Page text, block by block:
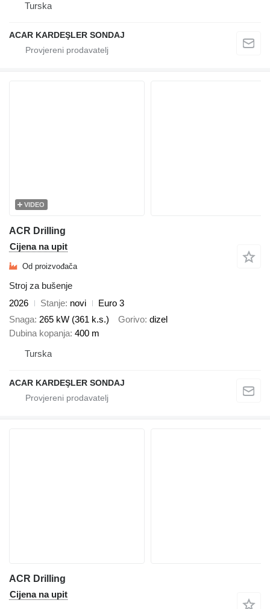
Turska
ACAR KARDEŞLER SONDAJ
VIDEO
ACR Drilling
Cijena na upit
Od proizvođača
Stroj za bušenje
2026
Stanje novi
Euro 3
Snaga 265 kW (361 k.s.) Gorivo dizel
Dubina kopanja 400 m
Turska
ACAR KARDEŞLER SONDAJ
ACR Drilling
Cijena na upit